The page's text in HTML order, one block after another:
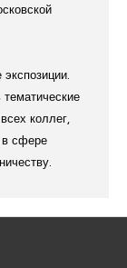
коллег,
в сфере